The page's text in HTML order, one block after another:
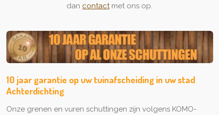
dan contact met ons op.
10 jaar garantie op uw tuinafscheiding in uw stad
Achterdichting
Onze grenen en vuren schuttingen zijn volgens KOMO-